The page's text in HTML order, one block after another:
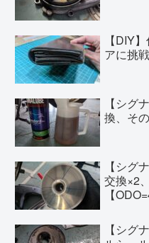
【DIY
アに挑
【シグ
換、そ
【シグ
交換×2
【
【シグ